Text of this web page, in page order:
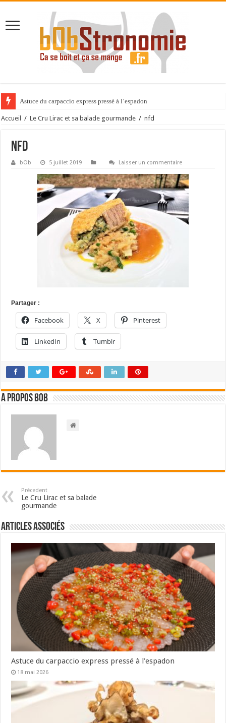
Astuce du carpaccio express pressé à l’espadon
Accueil / Le Cru Lirac et sa balade gourmande / nfd
nfd
bOb 5 juillet 2019 Laisser un commentaire
Partager :
Facebook X Pinterest
LinkedIn Tumblr
A propos bOb
Précedent
Le Cru Lirac et sa balade
gourmande
Articles associés
Astuce du carpaccio express pressé à l’espadon
18 mai 2026